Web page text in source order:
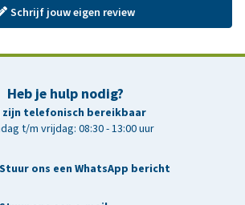
Schrijf jouw eigen review
Heb je hulp nodig?
zijn telefonisch bereikbaar
t/m vrijdag: 08:30 - 13:00 uur
Stuur ons een WhatsApp bericht